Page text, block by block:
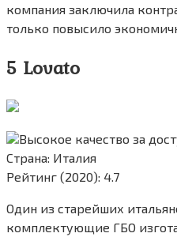
компания заключила
только повысило
5 Lovato
Высокое качество за
Страна: Италия
Рейтинг (2020): 4.7
Один из старейших
комплектующие ГБО